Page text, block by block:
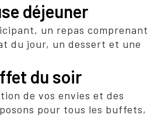
déjeuner
un repas comprenant
du jour, un dessert et une
du soir
de vos envies et des
pour tous les buffets,